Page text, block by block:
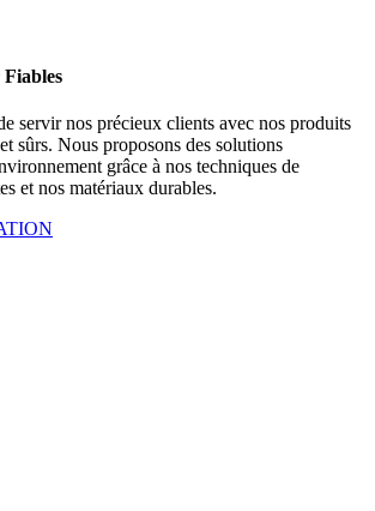
servir nos précieux clients avec nos produits
sûrs. Nous proposons des solutions
grâce à nos techniques de
et nos matériaux durables.